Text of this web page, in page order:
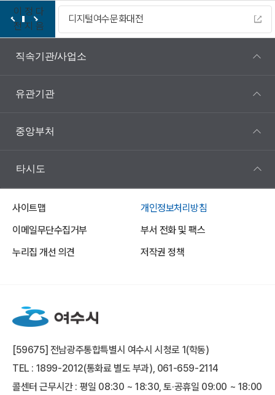
이
전
정
지
다
음
디지털여수문화대전
직속기관/사업소
유관기관
중앙부처
타시도
사이트맵
개인정보처리방침
이메일무단수집거부
부서 전화 및 팩스
누리집 개선 의견
저작권 정책
[59675] 전남광주통합특별시 여수시 시청로 1(학동)
TEL : 1899-2012(통화료 별도 부과), 061-659-2114
콜센터 근무시간 : 평일 08:30 ~ 18:30, 토·공휴일 09:00 ~ 18:00